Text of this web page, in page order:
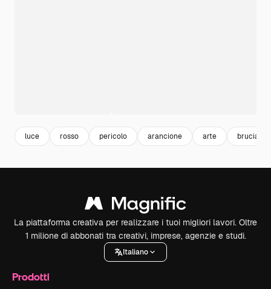
luce rosso pericolo arancione arte bruciare
La piattaforma creativa per realizzare i tuoi migliori lavori. Oltre
1 milione di abbonati tra creativi, imprese, agenzie e studi.
Italiano
Prodotti